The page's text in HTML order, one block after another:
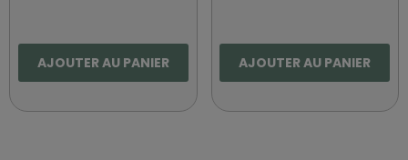
AJOUTER AU PANIER AJOUTER AU PANIER